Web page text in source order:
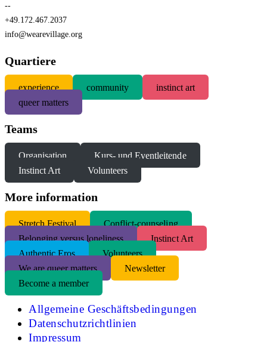
--
+49.172.467.2037
info@wearevillage.org
Quartiere
experience community
instinct art
queer matters
Teams
Organisation
Kurs- und Eventleitende
Instinct Art
Volunteers
More information
Stretch Festival
Conflict-counseling
Belonging versus loneliness
Instinct Art
Authentic Eros
Volunteers
We are queer matters
Newsletter
Become a member
Allgemeine Geschäftsbedingungen
Datenschutzrichtlinien
Impressum